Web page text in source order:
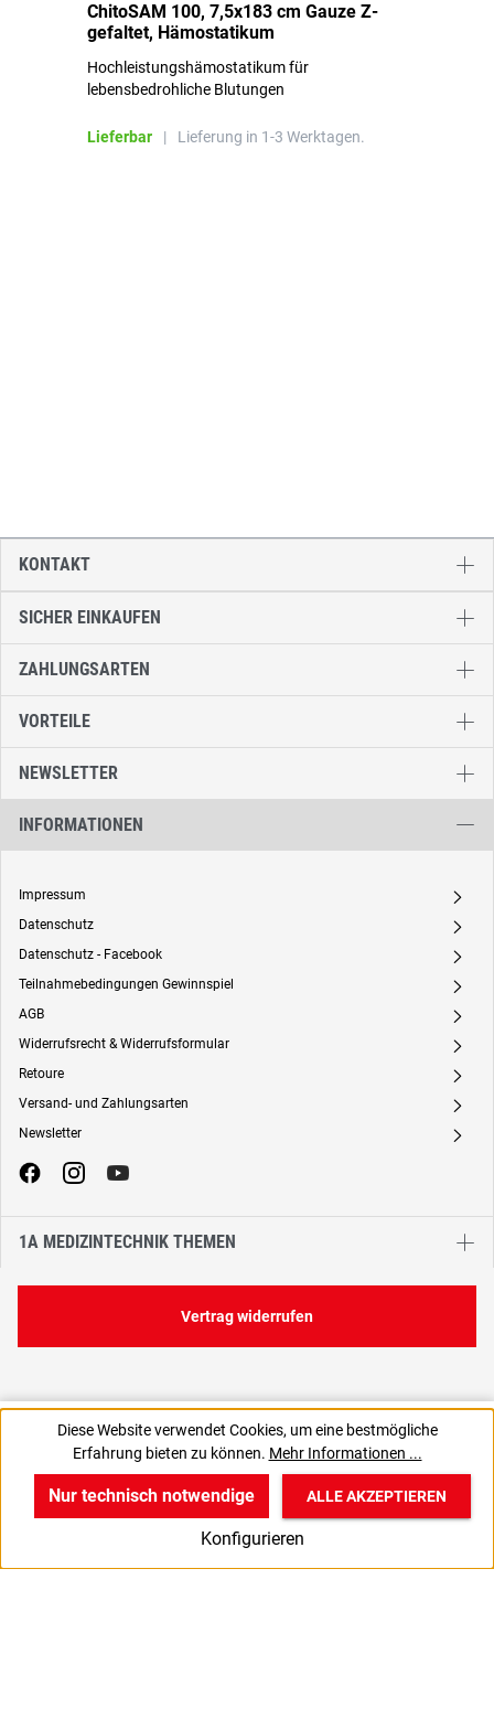
11,45 €
0,11 € / 1 Stück
ChitoSAM 100, 7,5x183 cm Gauze Z-
gefaltet, Hämostatikum
Hochleistungshämostatikum für
lebensbedrohliche Blutungen
Lieferbar | Lieferung in 1-3 Werktagen.
SICHER EINKAUFEN
ZAHLUNGSARTEN
VORTEILE
NEWSLETTER
INFORMATIONEN
Impressum A
Datenschutz A
Datenschutz - Facebook A
Teilnahmebedingungen Gewinnspiel A
AGB A
Widerrufsrecht & Widerrufsformular A
Retoure A
Versand- und Zahlungsarten A
Newsletter A
1A MEDIZINTECHNIK THEMEN
KONTAKT
Vertrag widerrufen
Diese Website verwendet Cookies, um eine bestmögliche
Erfahrung bieten zu können. Mehr Informationen ...
Nur technisch notwendige
Konfigurieren
ALLE AKZEPTIEREN
v
Produkte
B